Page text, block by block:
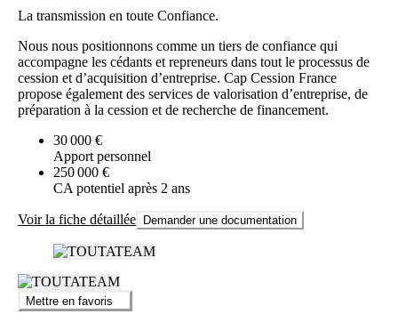
La transmission en toute Confiance.
Nous nous positionnons comme un tiers de confiance qui
accompagne les cédants et repreneurs dans tout le processus de
cession et d’acquisition d’entreprise. Cap Cession France
propose également des services de valorisation d’entreprise, de
préparation à la cession et de recherche de financement.
30 000 €
Apport personnel
250 000 €
CA potentiel après 2 ans
Voir la fiche détaillée Demander une documentation
Mettre en favoris